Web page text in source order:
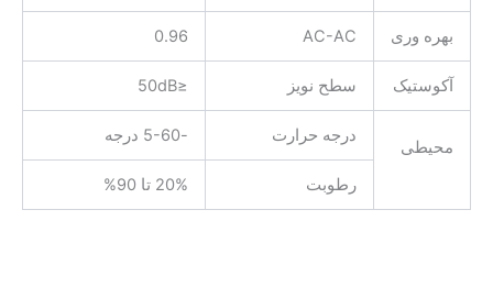
بهره وری AC-AC
0.96
آکوستیک سطح نویز ≤50dB
محیطی
درجه حرارت -5-60 درجه
رطوبت 20% تا 90%